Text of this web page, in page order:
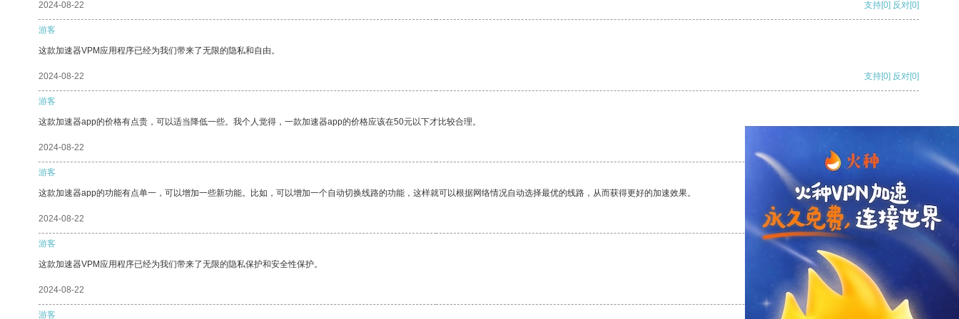
2024-08-22 支持[0] 反对[0]
游客
这款加速器VPM应用程序已经为我们带来了无限的隐私和自由。
2024-08-22 支持[0] 反对[0]
游客
这款加速器app的价格有点贵，可以适当降低一些。我个人觉得，一款加速器app的价格应该在50元以下才比较合理。
2024-08-22
游客
这款加速器app的功能有点单一，可以增加一些新功能。比如，可以增加一个自动切换线路的功能，这样就可以根据网络情况自动选择最优的线路，从而获得更好的加速效果。
2024-08-22 支持 [0] 反对[0]
游客
这款加速器VPM应用程序已经为我们带来了无限的隐私保护和安全性保护。
2024-08-22 支持[0] 反对
游客